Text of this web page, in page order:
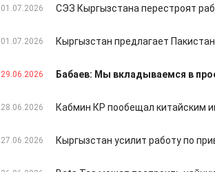
01.07.2026 СЭЗ Кыргызстана перестроят
01.07.2026 Кыргызстан предлагает
29.06.2026 Бабаев: Мы вкладываемся в
28.06.2026 Кабмин КР пообещал китайским
27.06.2026 Кыргызстан усилит работу по